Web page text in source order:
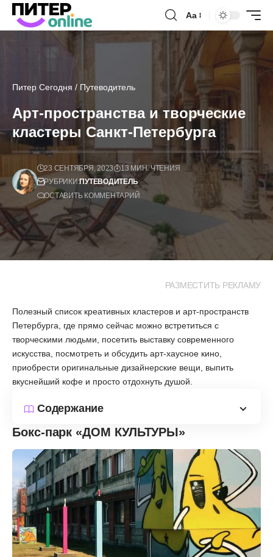
Аа
Питер Сегодня / Путеводитель
Арт-пространства и творческие
кластеры Санкт-Петербурга
23 СЕНТЯБРЯ, 2023
13 МИН. ЧТЕНИЯ
РУБРИКИ:ПУТЕВОДИТЕЛЬ
ОСТАВИТЬ КОММЕНТАРИЙ
РАЗМЕСТИТЬ РЕКЛАМУ
Полезный список креативных кластеров и арт-пространств
Петербурга, где прямо сейчас можно встретиться с
творческими людьми, посетить выставку современного
искусства, посмотреть и обсудить арт-хаусное кино,
приобрести оригинальные дизайнерские вещи, выпить
вкуснейший кофе и просто отдохнуть душой.
Содержание
Бокс-парк «ДОМ КУЛЬТУРЫ»